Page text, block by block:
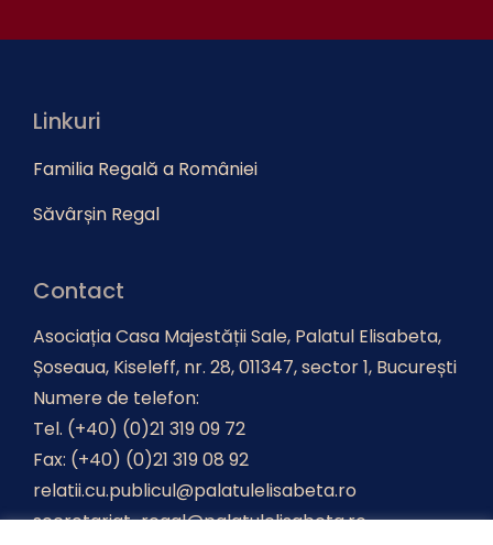
Linkuri
Familia Regală a României
Săvârșin Regal
Contact
Asociația Casa Majestății Sale, Palatul Elisabeta,
Șoseaua, Kiseleff, nr. 28, 011347, sector 1, București
Numere de telefon:
Tel. (+40) (0)21 319 09 72
Fax: (+40) (0)21 319 08 92
relatii.cu.publicul@palatulelisabeta.ro
secretariat-regal@palatulelisabeta.ro